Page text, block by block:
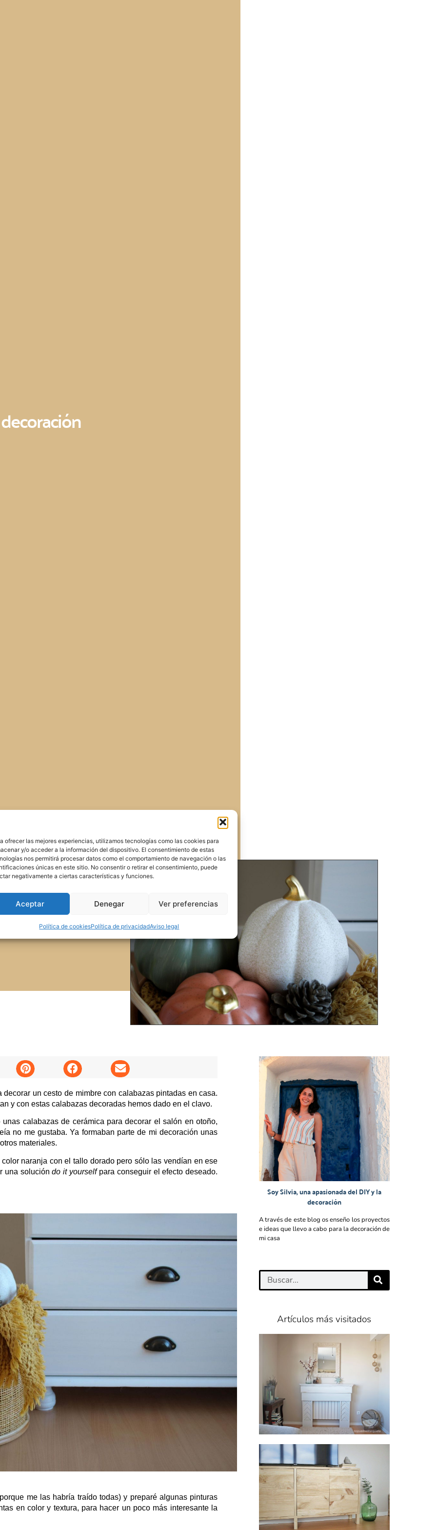
ofrecer las mejores experiencias, utilizamos tecnologías como las cookies para
y/o acceder a la información del dispositivo. El consentimiento de estas
nos permitirá procesar datos como el comportamiento de navegación o las
únicas en este sitio. No consentir o retirar el consentimiento, puede
negativamente a ciertas características y funciones.
Aceptar Denegar Ver preferencias
Política de cookiesPolítica de privacidadAviso legal
un cesto de mimbre con calabazas pintadas en casa.
y con estas calabazas decoradas hemos dado en el clavo.
calabazas de cerámica para decorar el salón en otoño,
no me gustaba. Ya formaban parte de mi decoración unas
materiales.
naranja con el tallo dorado pero sólo las vendían en ese
una solucióndo it yourselfpara conseguir el efecto deseado.
me las habría traído todas) y preparé algunas pinturas
en color y textura, para hacer un poco más interesante la
Soy Silvia, una apasionada del DIY y la
decoración
A través de este blog os enseño los proyectos
e ideas que llevo a cabo para la decoración de
mi casa
Artículos más visitados